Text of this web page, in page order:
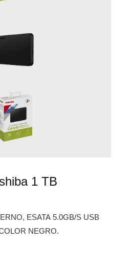
1 TB
ESATA 5.0GB/S USB
NEGRO.